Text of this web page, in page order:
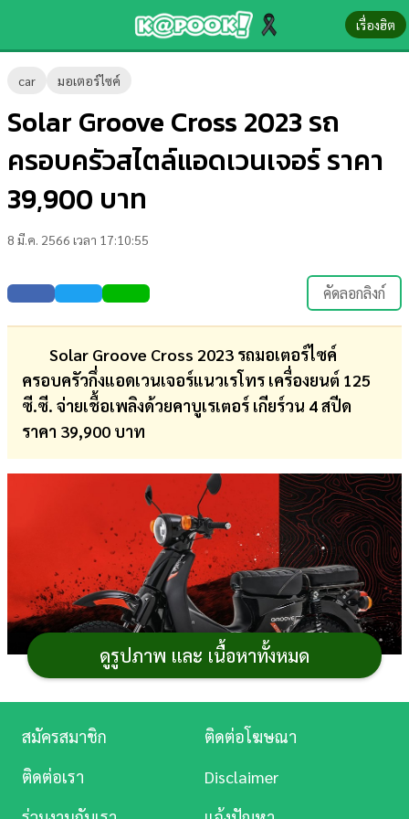
เรื่องฮิต
car มอเตอร์ไซค์
Solar Groove Cross 2023 รถ
ครอบครัวสไตล์แอดเวนเจอร์ ราคา
39,900 บาท
8 มี.ค. 2566 เวลา 17:10:55
คัดลอกลิงก์
Solar Groove Cross 2023 รถมอเตอร์ไซค์
ครอบครัวกึ่งแอดเวนเจอร์แนวเรโทร เครื่องยนต์ 125
ซี.ซี. จ่ายเชื้อเพลิงด้วยคาบูเรเตอร์ เกียร์วน 4 สปีด
ราคา 39,900 บาท
Solar Groove Cross 2023(โซลาร์ กรูฟว์ ครอส 2023
ดูรูปภาพ และ เนื้อหาทั้งหมด
ข่าว-
ความ
รู้
ข่าว
บันเทิง
ตรวจ
หวย
บอล
สด
การ
บันเทิง
ดู
หนัง
สมัครสมาชิก
ติดต่อโฆษณา
ติดต่อเรา
Disclaimer